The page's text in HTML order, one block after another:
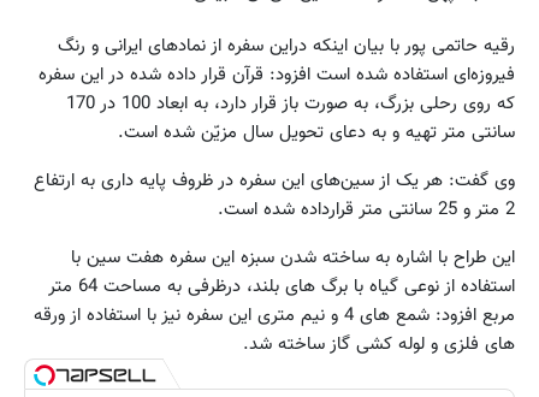
رقیه حاتمی پور با بیان اینکه دراین سفره از نمادهای ایرانی و رنگ
فیروزه‌ای استفاده شده است افزود: ‌قرآن قرار داده شده در این سفره
که روی رحلی بزرگ، به صورت باز قرار دارد، به ابعاد 100 در 170
سانتی متر تهیه و به دعای تحویل سال مزیّن شده است.
وی گفت: هر یک از سین‌های این سفره در ظروف پایه داری به ارتفاع
2 متر و 25 سانتی متر قرارداده شده است.
این طراح با اشاره به ساخته شدن سبزه این سفره هفت سین با
استفاده از نوعی گیاه با برگ های بلند، درظرفی به مساحت 64 متر
مربع افزود: شمع های 4 و نیم متری این سفره نیز با استفاده از ورقه
های فلزی و لوله کشی گاز ساخته شد.